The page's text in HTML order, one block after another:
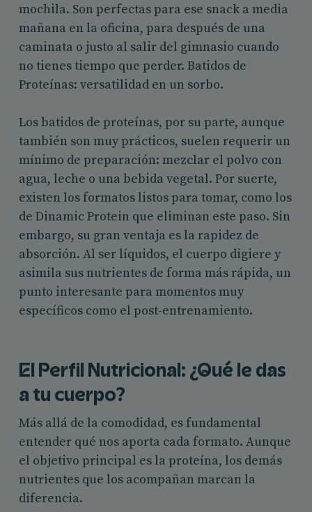
mochila. Son perfectas para ese snack a media
mañana en la oficina, para después de una
caminata o justo al salir del gimnasio cuando
no tienes tiempo que perder. Batidos de
Proteínas: versatilidad en un sorbo.
Los batidos de proteínas, por su parte, aunque
también son muy prácticos, suelen requerir un
mínimo de preparación: mezclar el polvo con
agua, leche o una bebida vegetal. Por suerte,
existen los formatos listos para tomar, como los
de Dinamic Protein que eliminan este paso. Sin
embargo, su gran ventaja es la rapidez de
absorción. Al ser líquidos, el cuerpo digiere y
asimila sus nutrientes de forma más rápida, un
punto interesante para momentos muy
específicos como el post-entrenamiento.
El Perfil Nutricional: ¿Qué le das
a tu cuerpo?
Más allá de la comodidad, es fundamental
entender qué nos aporta cada formato. Aunque
el objetivo principal es la proteína, los demás
nutrientes que los acompañan marcan la
diferencia.